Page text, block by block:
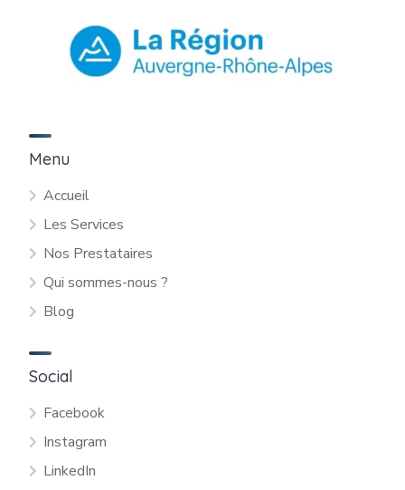
Menu
Accueil
Les Services
Nos Prestataires
Qui sommes-nous ?
Blog
Social
Facebook
Instagram
LinkedIn